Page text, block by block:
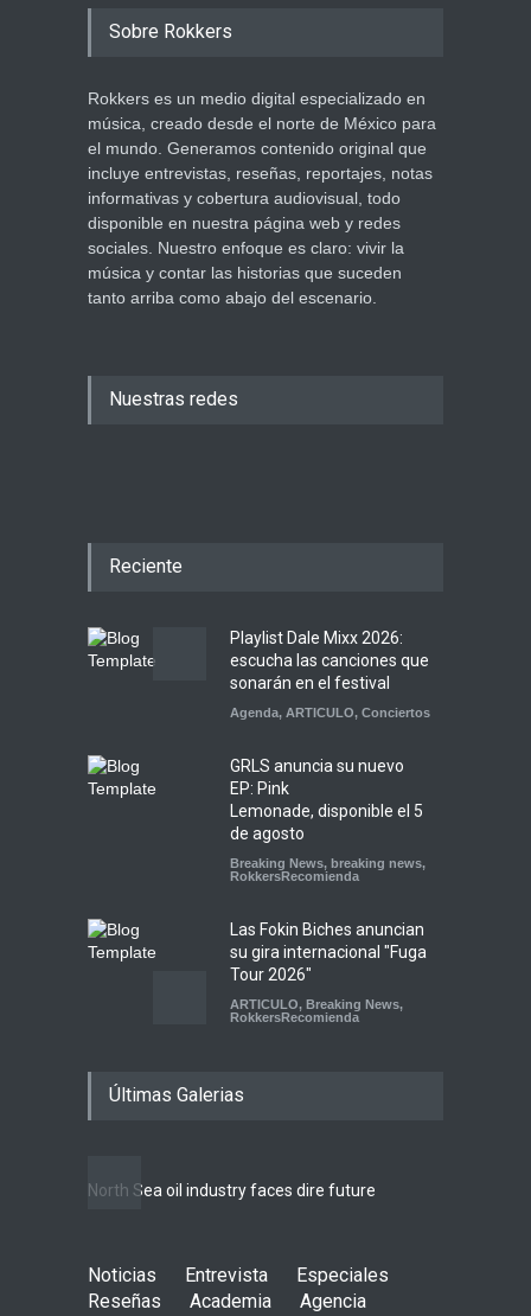
Sobre Rokkers
Rokkers es un medio digital especializado en
música, creado desde el norte de México para
el mundo. Generamos contenido original que
incluye entrevistas, reseñas, reportajes, notas
informativas y cobertura audiovisual, todo
disponible en nuestra página web y redes
sociales. Nuestro enfoque es claro: vivir la
música y contar las historias que suceden
tanto arriba como abajo del escenario.
Nuestras redes
Reciente
Playlist Dale Mixx 2026:
escucha las canciones que
sonarán en el festival
Agenda, ARTICULO, Conciertos
GRLS anuncia su nuevo
EP: Pink
Lemonade, disponible el 5
de agosto
Breaking News, breaking news,
RokkersRecomienda
Las Fokin Biches anuncian
su gira internacional "Fuga
Tour 2026"
ARTICULO, Breaking News,
RokkersRecomienda
nuevo de Psychedelic Porn
RokkersRecomienda,Sin
categoría
en el Auditorio BB de la
Ciudad de México
Últimas Galerias
North Sea oil industry faces dire future
Noticias Entrevista
Especiales
Reseñas
Academia Agencia